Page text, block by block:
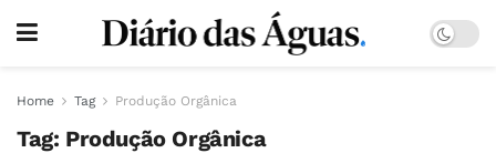
Home Tag Produção Orgânica
Tag: Produção Orgânica